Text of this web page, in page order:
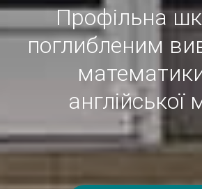
Профільна
поглибленим
англійської